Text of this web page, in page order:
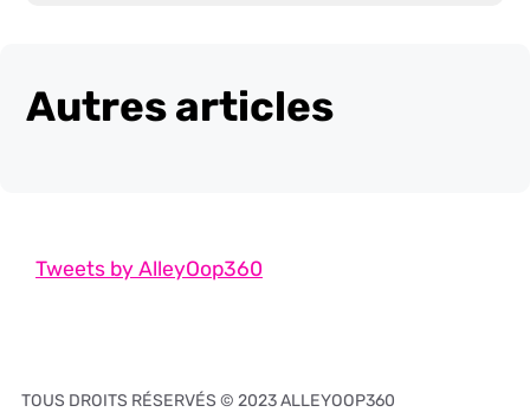
Autres articles
Tweets by AlleyOop360
TOUS DROITS RÉSERVÉS © 2023 ALLEYOOP360